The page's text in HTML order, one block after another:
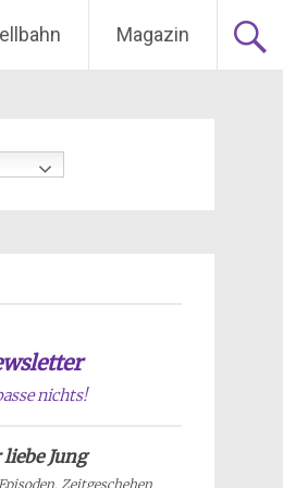
Magazin
nichts!
liebe Jung
Zeitgeschehen